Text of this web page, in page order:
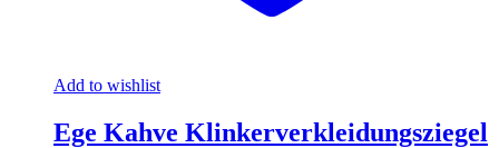
Add to wishlist
Ege Kahve Klinkerverkleidungsziegel